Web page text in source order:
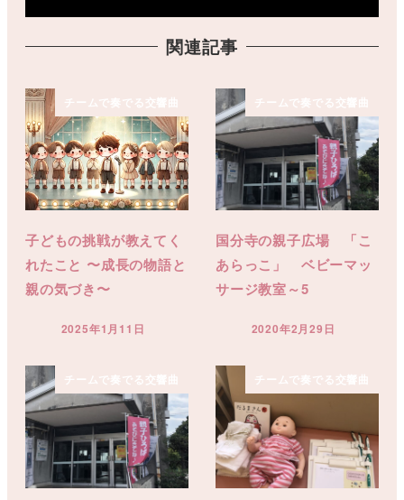
関連記事
チームで奏でる交響曲
子どもの挑戦が教えてく
れたこと 〜成長の物語と
親の気づき〜
投稿日
2025年1月11日
チームで奏でる交響曲
国分寺の親子広場 「こ
あらっこ」 ベビーマッ
サージ教室～5
投稿日
2020年2月29日
チームで奏でる交響曲 チームで奏でる交響曲